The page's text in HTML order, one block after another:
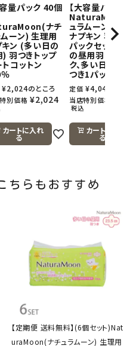
容量パック 40個
ナチ
ムーン) 生理用
キン (多い日の
羽つきトップ
コットン
¥2,024のところ
別価格 ¥2,024
カートに入れ
る
【大容量パック】
NaturaMoon(
ュラムーン) 生理
ナプキン 羽つき
パックセット(多
の昼用羽つき1パ
ク、多い日の夜
つき1パック)
定価 ¥4,048
当店特別価格
税込
カートに入れ
る
ちらもおすすめ
【定期便 送料無料】(6個セット)Nat
uraMoon(ナチュラムーン) 生理用